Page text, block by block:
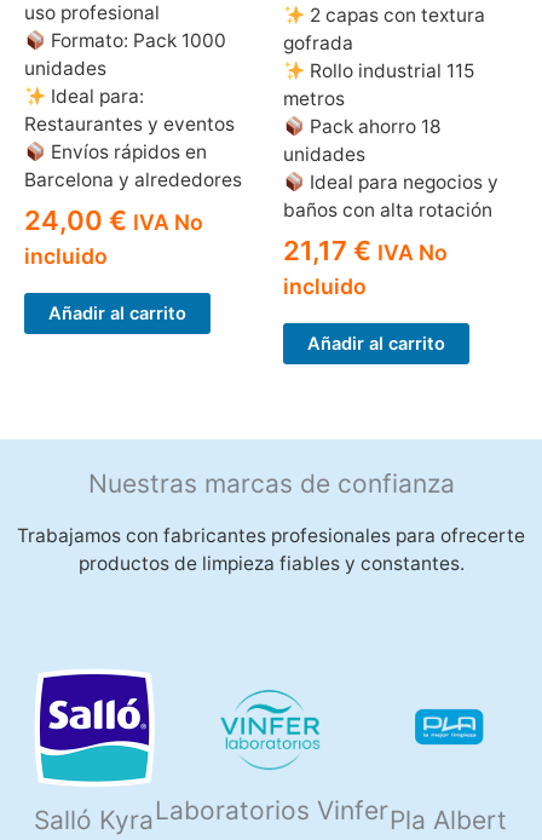
uso profesional
Formato: Pack 1000
unidades
Ideal para:
Restaurantes y eventos
Envíos rápidos en
Barcelona y alrededores
24,00 € IVA No
incluido
Añadir al carrito
2 capas con textura
gofrada
Rollo industrial 115
metros
Pack ahorro 18
unidades
Ideal para negocios y
baños con alta rotación
21,17 € IVA No
incluido
Añadir al carrito
Nuestras marcas de confianza
Trabajamos con fabricantes profesionales para ofrecerte
productos de limpieza fiables y constantes.
Salló Kyra Laboratorios VinferPla Albert